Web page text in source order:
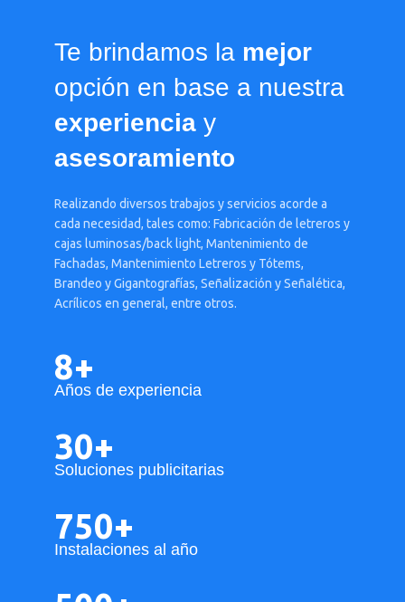
Te brindamos la mejor
opción en base a nuestra
experiencia y
asesoramiento
Realizando diversos trabajos y servicios acorde a
cada necesidad, tales como: Fabricación de letreros y
cajas luminosas/back light, Mantenimiento de
Fachadas, Mantenimiento Letreros y Tótems,
Brandeo y Gigantografías, Señalización y Señalética,
Acrílicos en general, entre otros.
8+
Años de experiencia
30+
Soluciones publicitarias
750+
Instalaciones al año